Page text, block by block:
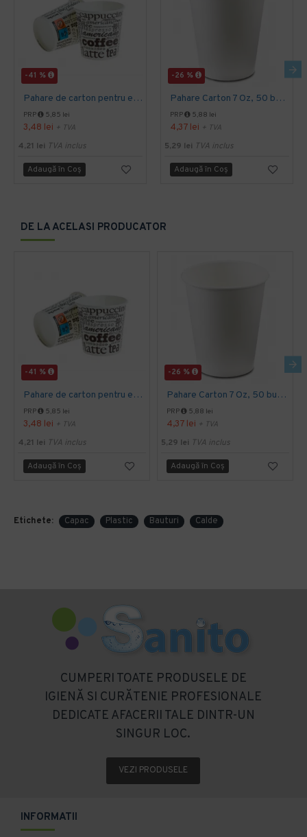
-41 %
Pahare de carton pentru espresso, 4 Oz, 50 buc/set
PRP 5,85 lei
3,48 lei + TVA
4,21 lei TVA inclus
Adaugă în Coş
-26 %
Pahare Carton 7 Oz, 50 buc/set
PRP 5,88 lei
4,37 lei + TVA
5,29 lei TVA inclus
Adaugă în Coş
DE LA ACELASI PRODUCATOR
-41 %
Pahare de carton pentru espresso, 4 Oz, 50 buc/set
PRP 5,85 lei
3,48 lei + TVA
4,21 lei TVA inclus
Adaugă în Coş
-26 %
Pahare Carton 7 Oz, 50 buc/set
PRP 5,88 lei
4,37 lei + TVA
5,29 lei TVA inclus
Adaugă în Coş
Etichete: Capac Plastic Bauturi Calde
CUMPERI TOATE PRODUSELE DE
IGIENĂ SI CURĂTENIE PROFESIONALE
DEDICATE AFACERII TALE DINTR-UN
SINGUR LOC.
VEZI PRODUSELE
INFORMATII